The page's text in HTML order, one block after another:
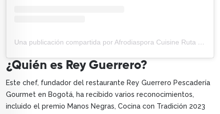
Una publicación compartida por Afrodiaspora Cuisine Ruta Gastronómica (@afro.cuisinerutagastronomica)
¿Quién es Rey Guerrero?
Este chef, fundador del restaurante Rey Guerrero Pescadería
Gourmet en Bogotá, ha recibido varios reconocimientos,
incluido el premio Manos Negras, Cocina con Tradición 2023